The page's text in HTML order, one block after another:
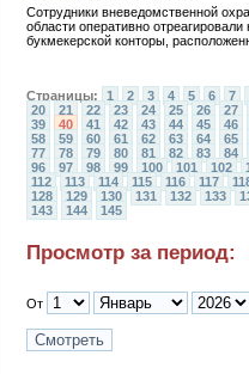
Сотрудники вневедомственной
области оперативно
букмекерской конторы,
Страницы: 1 2 3 4 5 6
7
20
21 22 23 24 25 26
27
39
40 41 42 43 44 45
46
58
59 60 61 62 63 64
65
77
78 79 80 81 82 83
84
96
97 98 99 100 101 102
112
113 114 115 116 117
128
129 130 131 132 133
143
144 145
Просмотр за период:
От